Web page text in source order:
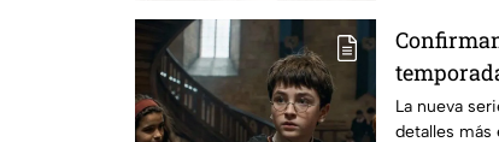
La nueva
detalles más